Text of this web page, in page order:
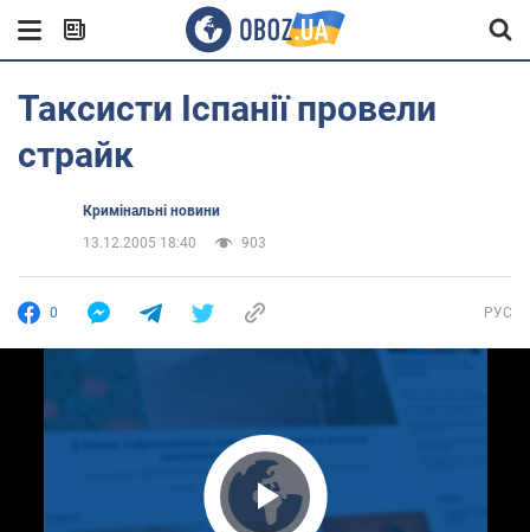
Таксисти Іспанії провели
страйк
Кримінальні новини
13.12.2005 18:40
903
0 РУС